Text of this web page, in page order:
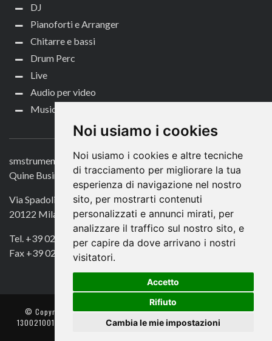
Noi usiamo i cookies
Noi usiamo i cookies e altre tecniche
di tracciamento per migliorare la tua
esperienza di navigazione nel nostro
sito, per mostrarti contenuti
personalizzati e annunci mirati, per
analizzare il traffico sul nostro sito, e
per capire da dove arrivano i nostri
visitatori.
Accetto
Rifiuto
Cambia le mie impostazioni
DJ
Pianoforti e Arranger
Chitarre e bassi
Drum Perc
Live
Audio per video
Music Life
CONTATTACI
smstrumentimusicali.it
Quine Business Publisher
Via Spadolini 7
20122 Milano
Tel. +39 02 49756990
Fax +39 02 72016740
© Copyright 2018. All Rights Reserved -- Quine srl – C.F./P IVA
13002100157 – Responsabile della Protezione dei Dati: Avv. Monica